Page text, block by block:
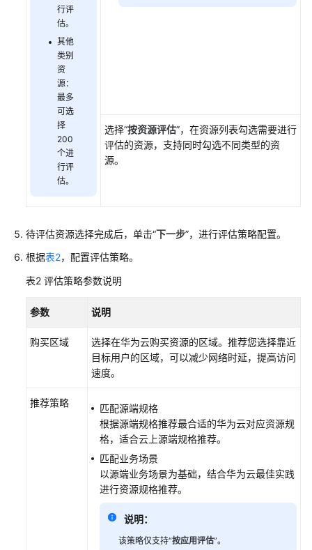
源
清
单
上
云
评
估
目
的
规
估
移
估
行评
估。
其他
类别
资
源：
最多
可选
择
200
个进
行评
估。
选择“按资源评估”，在资源列表勾选需要进行
评估的资源，支持同时勾选不同类型的资
源。
待评估资源选择完成后，单击“下一步”，进行评估策略配置。
根据表2，配置评估策略。
表2 评估策略参数说明
参数 说明
购买区域
选择在华为云购买资源的区域。推荐您选择靠近
目标用户的区域，可以减少网络时延，提高访问
速度。
推荐策略
匹配源端规格
根据源端规格推荐最合适的华为云对应资源规
格，适合云上源端规格推荐。
匹配业务场景
以源端业务场景为基础，结合华为云最佳实践
进行资源规格推荐。
说明：
该策略仅支持“按应用评估”。